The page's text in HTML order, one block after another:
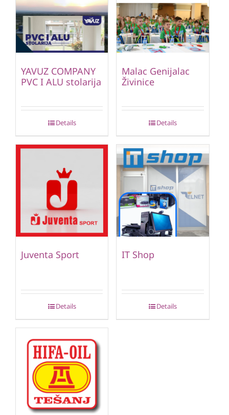
YAVUZ COMPANY
PVC I ALU stolarija
Details
Malac Genijalac
Živinice
Details
Juventa Sport
Details
IT Shop
Details